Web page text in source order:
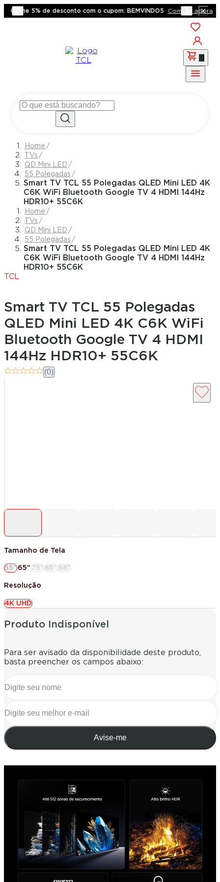
Ganhe 5% de desconto com o cupom: BEMVINDO5 Compre agora
0
TVs
QD Mini LED
55 Polegadas
Smart TV TCL 55 Polegadas QLED Mini LED 4K
C6K WiFi Bluetooth Google TV 4 HDMI 144Hz
HDR10+ 55C6K
TVs
QD Mini LED
55 Polegadas
Smart TV TCL 55 Polegadas QLED Mini LED 4K
C6K WiFi Bluetooth Google TV 4 HDMI 144Hz
HDR10+ 55C6K
TCL
Smart TV TCL 55 Polegadas
QLED Mini LED 4K C6K WiFi
Bluetooth Google TV 4 HDMI
144Hz HDR10+ 55C6K
(0)
Tamanho de Tela
55" 65" 75" 85" 98"
Resolução
4K UHD
Produto Indisponível
Para ser avisado da disponibilidade deste produto,
basta preencher os campos abaixo:
Avise-me